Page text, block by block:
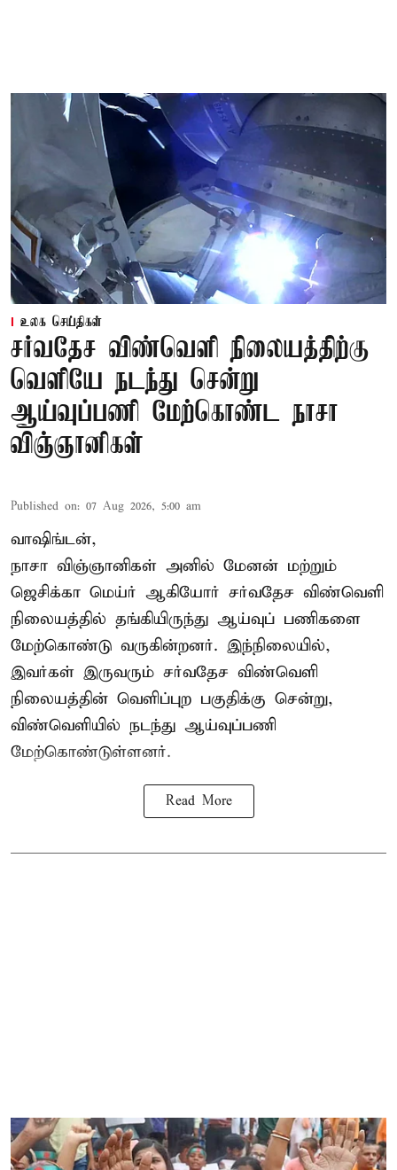
உலக செய்திகள்
சர்வதேச விண்வெளி நிலையத்திற்கு
வெளியே நடந்து சென்று
ஆய்வுப்பணி மேற்கொண்ட நாசா
விஞ்ஞானிகள்
Published on: 07 Aug 2026, 5:00 am
வாஷிங்டன்,
நாசா விஞ்ஞானிகள் அனில் மேனன் மற்றும்
ஜெசிக்கா மெய்ர் ஆகியோர் சர்வதேச விண்வெளி
நிலையத்தில் தங்கியிருந்து ஆய்வுப் பணிகளை
மேற்கொண்டு வருகின்றனர். இந்நிலையில்,
இவர்கள் இருவரும் சர்வதேச விண்வெளி
நிலையத்தின் வெளிப்புற பகுதிக்கு சென்று,
விண்வெளியில் நடந்து ஆய்வுப்பணி
மேற்கொண்டுள்ளனர்.
Read More